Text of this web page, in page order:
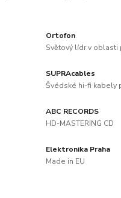
Ortofon
Světový lídr v oblasti
SUPRAcables
Švédské hi-fi kabely
ABC RECORDS
HD-MASTERING CD
Elektronika Praha
Made in EU